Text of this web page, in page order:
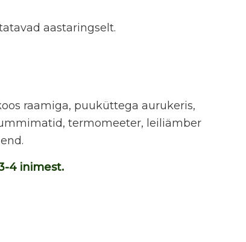
aastaringselt.
raamiga, puuküttega aurukeris,
termomeeter, leiliämber
4 inimest.